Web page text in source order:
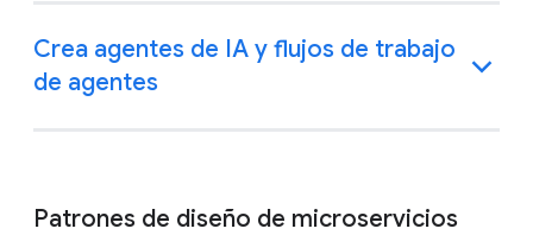
Crea agentes de IA y flujos de trabajo
de agentes
Patrones de diseño de microservicios